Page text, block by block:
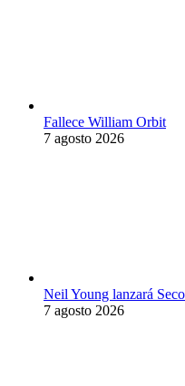
Fallece William Orbit
7 agosto 2026
Neil Young lanzará
7 agosto 2026